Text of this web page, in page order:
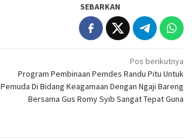
SEBARKAN
Pos berikutnya
Program Pembinaan Pemdes Randu Pitu Untuk
Pemuda Di Bidang Keagamaan Dengan Ngaji Bareng
Bersama Gus Romy Syib Sangat Tepat Guna